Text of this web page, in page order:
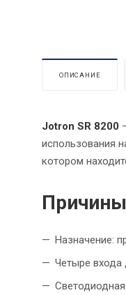
ОПИСАНИЕ
Jotron SR 8200
использования
котором
Назначение:
Четыре